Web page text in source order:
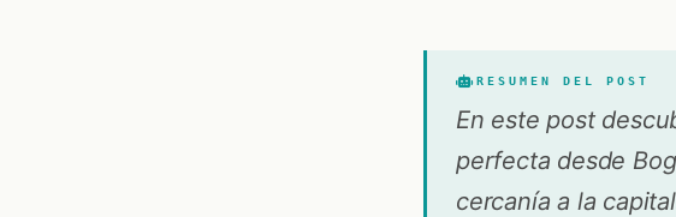
RESUMEN DEL POST
En este post
perfecta desde
cercanía a la